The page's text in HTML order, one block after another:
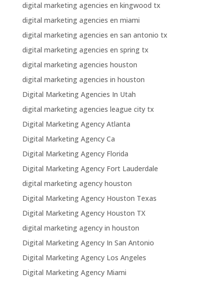
digital marketing agencies en kingwood tx
digital marketing agencies en miami
digital marketing agencies en san antonio tx
digital marketing agencies en spring tx
digital marketing agencies houston
digital marketing agencies in houston
Digital Marketing Agencies In Utah
digital marketing agencies league city tx
Digital Marketing Agency Atlanta
Digital Marketing Agency Ca
Digital Marketing Agency Florida
Digital Marketing Agency Fort Lauderdale
digital marketing agency houston
Digital Marketing Agency Houston Texas
Digital Marketing Agency Houston TX
digital marketing agency in houston
Digital Marketing Agency In San Antonio
Digital Marketing Agency Los Angeles
Digital Marketing Agency Miami